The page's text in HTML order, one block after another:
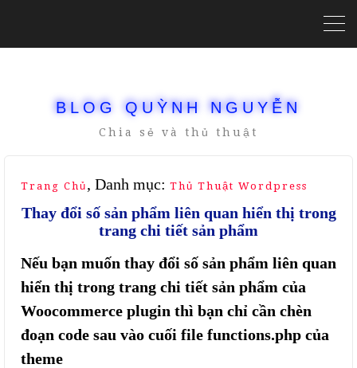
BLOG QUỲNH NGUYỄN
Chia sẻ và thủ thuật
Trang Chủ , Danh mục: Thủ Thuật Wordpress
Thay đổi số sản phẩm liên quan hiển thị trong
trang chi tiết sản phẩm
Nếu bạn muốn thay đổi số sản phẩm liên quan
hiển thị trong trang chi tiết sản phẩm của
Woocommerce plugin thì bạn chỉ cần chèn
đoạn code sau vào cuối file functions.php của
theme